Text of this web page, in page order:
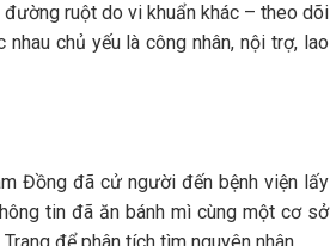
đường ruột do vi khuẩn khác – theo dõi
chủ yếu là công nhân, nội trợ, lao
Đồng đã cử người đến bệnh viện lấy
tin đã ăn bánh mì cùng một cơ sở